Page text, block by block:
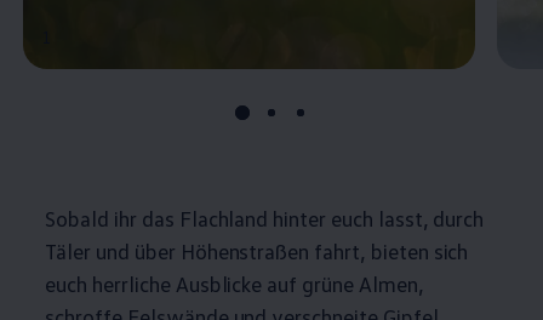
Sobald ihr das Flachland hinter euch lasst, durch
Täler und über Höhenstraßen fahrt, bieten sich
euch herrliche Ausblicke auf grüne Almen,